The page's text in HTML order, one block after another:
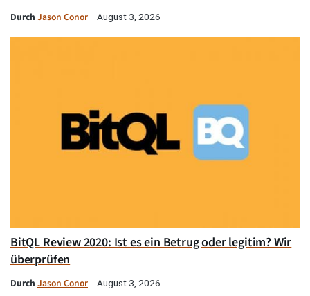
Durch Jason Conor August 3, 2026
BitQL Review 2020: Ist es ein Betrug oder legitim? Wir
überprüfen
Durch Jason Conor August 3, 2026